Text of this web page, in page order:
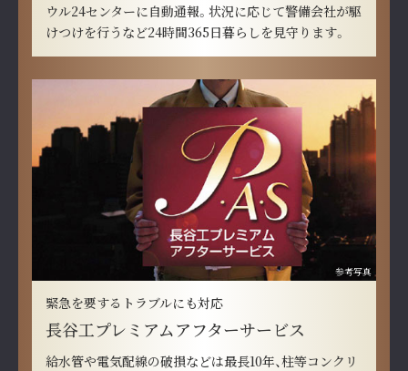
ウル24センターに自動通報。状況に応じて警備会社が駆
けつけを行うなど24時間365日暮らしを見守ります。
参考写真
緊急を要するトラブルにも対応
長谷工プレミアムアフターサービス
給水管や電気配線の破損などは最長10年、柱等コンクリ